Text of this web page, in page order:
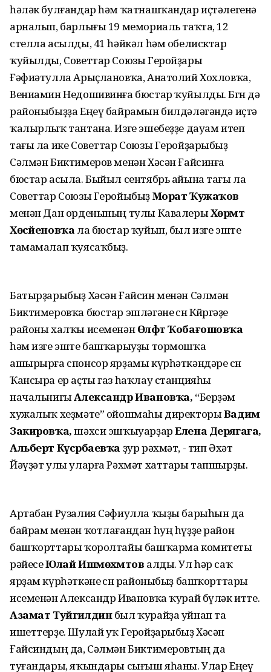
һәләк булғандар һәм ҡатнашҡандар иҫтәлегенә
арналып, барлығы 19 мемориаль таҡта, 12
стелла асылды, 41 һәйкәл һәм обелисктар
ҡуйылды, Советтар Союзы Геройҙары
Ғәфиәтулла Арыҫлановҡа, Анатолий Хохловҡа,
Вениамин Недошивинға бюстар ҡуйылды. Бөгөн дә
районыбыҙҙа Еңеү байрамын билдәләгәндә иҫтә
ҡалырлыҡ тантана. Изге эшебеҙҙе дауам итеп
тағы ла ике Советтар Союзы Геройҙарыбыҙ
Сәлмән Биктимеров менән Хәсән Ғайсинға
бюстар асыла. Быйыл сентябрь айына тағы ла
Советтар Союзы ГеройыбыҙМорат Ҡужаҡов
менән Дан орденының тулы КавалерыХөрмәт
Хөсәйеновҡа ла бюстар ҡуйып, был изге эште
тамамалап ҡуясаҡбыҙ.
Батырҙарыбыҙ Хәсән Ғайсин менән Сәлмән
Биктимеровҡа бюстар эшләгәне өсөн Көйөргәҙе
районы халҡы исеменәнӨлфәт Ҡобағошовҡа
һәм изге эште башҡарыуҙы тормошҡа
ашырырға спонсор ярҙамы күрһәткәндәре өсөн
Ҡансыра ер аҫты газ һаҡлау станцияһы
начальнигыАлександр Ивановҡа, “Берҙәм
хужалыҡ хеҙмәте” ойошмаһы директорыВадим
Закировҡа,шәхси эшҡыуарҙарЕлена Дерягаға,
Альберт Күсәрбаевҡа ҙур рәхмәт, - тип Әхәт
Йәүҙәт улы уларға Рәхмәт хаттары тапшырҙы.
Артабан Рузалия Сәфиулла ҡыҙы барыһын да
байрам менән ҡотлағандан һуң һүҙҙе район
башҡорттары ҡоролтайы башҡарма комитеты
рәйесеЮлай Ишмөхәмәтов алды. Ул һәр саҡ
ярҙам күрһәткәне өсөн районыбыҙ башҡорттары
исеменән Александр Ивановҡа ҡурай бүләк итте.
Азамат Туйгилдинбыл ҡурайҙа уйнап та
ишеттерҙе. Шулай уҡ Геройҙарыбыҙ Хәсән
Ғайсиндың да, Сәлмән Биктимеровтың да
туғандары, яҡындары сығыш яһаны. Улар Еңеү